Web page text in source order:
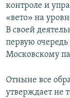
контроле и
«вето» на
В своей
первую
Московскому
Отныне все
утверждает не